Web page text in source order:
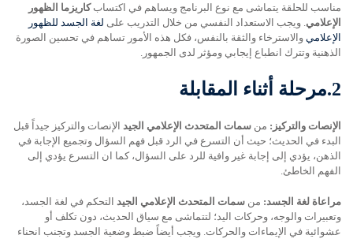
مناسب للحلقة يتماشى مع نوع البرنامج ويساهم في اكتسابكاريزما الظهور
الإعلامي. ويجب الاستعداد النفسي من خلال التدريب على لغة الجسد للظهور
الإعلامي والاسترخاء والثقة بالنفس، فكل هذه الأمور تساهم في تحسين الصورة
الذهنية وتترك انطباع إيجابي ومؤثر لدى الجمهور.
2. مرحلة أثناء المقابلة
الإنصات والتركيز: من سمات المتحدث الإعلامي الجيد الإنصات والتركيز جيداً قبل
البدء في الحديث؛ حيث أن التسرع في الرد قبل فهم السؤال وتجميع الإجابة في
الذهن، يؤدي إلى إجابة غير وافية للرد على السؤال، كما ان التسرع يؤدي إلى
الفهم الخاطئ.
مراعاة لغة الجسد: من سمات المتحدث الإعلامي الجيد التحكم في لغة الجسد،
وتعبيرات والوجه، وحركات اليد؛ لتتماشى مع سياق الحديث، دون تكلف أو
عشوائية في الإيماءات والحركات. ويجب أيضاً ضبط وضعية الجسد وتجنب انحناء